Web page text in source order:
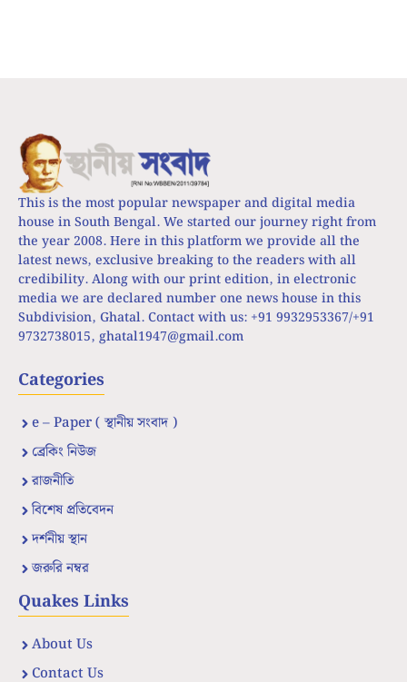
This is the most popular newspaper and digital media
house in South Bengal. We started our journey right from
the year 2008. Here in this platform we provide all the
latest news, exclusive breaking to the readers with all
credibility. Along with our print edition, in electronic
media we are declared number one news house in this
Subdivision, Ghatal. Contact with us: +91 9932953367/+91
9732738015, ghatal1947@gmail.com
Categories
e – Paper ( স্থানীয় সংবাদ )
ব্রেকিং নিউজ
রাজনীতি
বিশেষ প্রতিবেদন
দর্শনীয় স্থান
জরুরি নম্বর
Quakes Links
About Us
Contact Us